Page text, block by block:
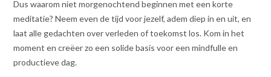
Dus waarom niet morgenochtend beginnen met een korte
meditatie? Neem even de tijd voor jezelf, adem diep in en uit, en
laat alle gedachten over verleden of toekomst los. Kom in het
moment en creëer zo een solide basis voor een mindfulle en
productieve dag.